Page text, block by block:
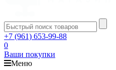
+7 (961) 653-99-88
0
Ваши покупки
Меню